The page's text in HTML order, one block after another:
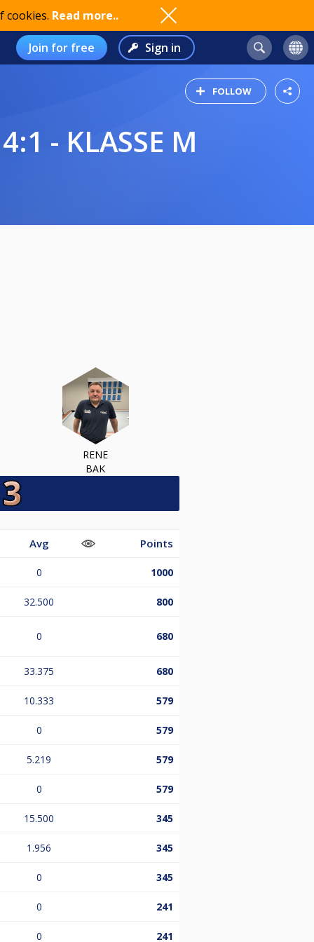
cookies. Read more..
Join for free Sign in
FOLLOW
- KLASSE M
RENE
BAK
Avg Points
0 1000
32.500 800
0 680
33.375 680
10.333 579
0 579
5.219 579
0 579
15.500 345
1.956 345
0 345
0 241
0 241